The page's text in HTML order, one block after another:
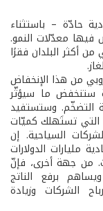
حادّة – باستثناء
فيها معدّلات النمو.
أكثر البلدان فقرًا
من هذا الإنخفاض
ستنخفض ما سيؤثّر
التضخّم. وستستفيد
تستَهلك كميّات
السياحية. إن
مليارات الدولارات
من جهة أخرى، فإنّ
برفع الناتج
الشركات وزيادة